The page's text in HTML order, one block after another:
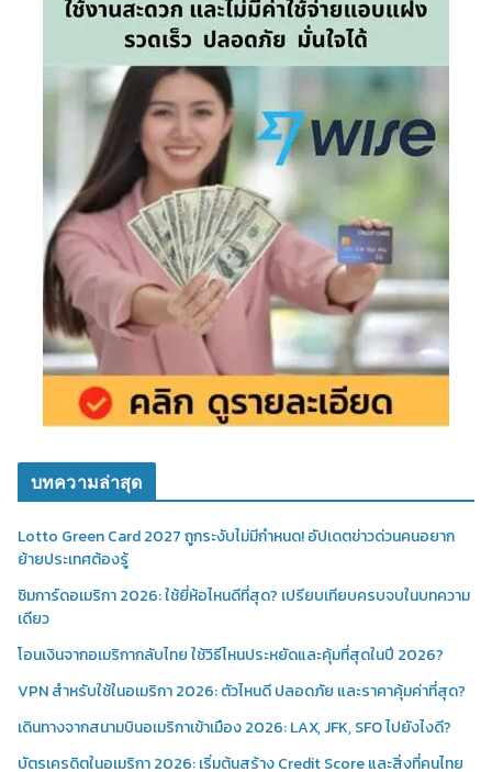
บทความล่าสุด
Lotto Green Card 2027 ถูกระงับไม่มีกำหนด! อัปเดตข่าวด่วนคนอยาก
ย้ายประเทศต้องรู้
ซิมการ์ดอเมริกา 2026: ใช้ยี่ห้อไหนดีที่สุด? เปรียบเทียบครบจบในบทความ
เดียว
โอนเงินจากอเมริกากลับไทย ใช้วิธีไหนประหยัดและคุ้มที่สุดในปี 2026?
VPN สำหรับใช้ในอเมริกา 2026: ตัวไหนดี ปลอดภัย และราคาคุ้มค่าที่สุด?
เดินทางจากสนามบินอเมริกาเข้าเมือง 2026: LAX, JFK, SFO ไปยังไงดี?
บัตรเครดิตในอเมริกา 2026: เริ่มต้นสร้าง Credit Score และสิ่งที่คนไทย